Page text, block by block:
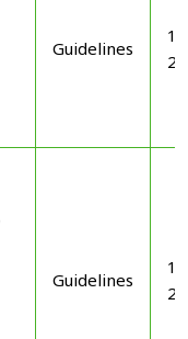
Guidelines
Guidelines